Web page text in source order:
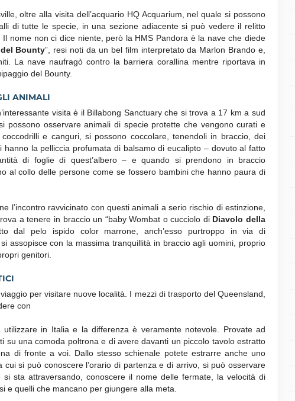
oltre alla visita dell’acquario HQ Acquarium, nel quale si possono
di tutte le specie, in una sezione adiacente si può vedere il relitto
Il nome non ci dice niente, però la HMS Pandora è la nave che diede
Bounty”, resi noti da un bel film interpretato da Marlon Brando e,
La nave naufragò contro la barriera corallina mentre riportava in
del Bounty.
ANIMALI
visita è il Billabong Sanctuary che si trova a 17 km a sud
possono osservare animali di specie protette che vengono curati e
e canguri, si possono coccolare, tenendoli in braccio, dei
hanno la pelliccia profumata di balsamo di eucalipto – dovuto al fatto
di foglie di quest’albero – e quando si prendono in braccio
al collo delle persone come se fossero bambini che hanno paura di
l’incontro ravvicinato con questi animali a serio rischio di estinzione,
a tenere in braccio un “baby Wombat o cucciolo di Diavolo della
dal pelo ispido color marrone, anch’esso purtroppo in via di
assopisce con la massima tranquillità in braccio agli uomini, proprio
genitori.
per visitare nuove località. I mezzi di trasporto del Queensland,
con
in Italia e la differenza è veramente notevole. Provate ad
su una comoda poltrona e di avere davanti un piccolo tavolo estratto
di fronte a voi. Dallo stesso schienale potete estrarre anche uno
cui si può conoscere l’orario di partenza e di arrivo, si può osservare
sta attraversando, conoscere il nome delle fermate, la velocità di
e quelli che mancano per giungere alla meta.